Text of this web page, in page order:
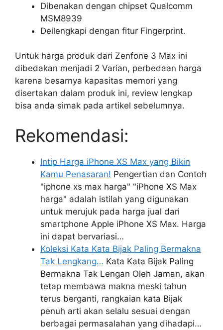
Dibenakan dengan chipset Qualcomm
MSM8939
Deilengkapi dengan fitur Fingerprint.
Untuk harga produk dari Zenfone 3 Max ini
dibedakan menjadi 2 Varian, perbedaan harga
karena besarnya kapasitas memori yang
disertakan dalam produk ini, review lengkap
bisa anda simak pada artikel sebelumnya.
Rekomendasi:
Intip Harga iPhone XS Max yang Bikin
Kamu Penasaran! Pengertian dan Contoh
"iphone xs max harga" "iPhone XS Max
harga" adalah istilah yang digunakan
untuk merujuk pada harga jual dari
smartphone Apple iPhone XS Max. Harga
ini dapat bervariasi…
Koleksi Kata Kata Bijak Paling Bermakna
Tak Lengkang… Kata Kata Bijak Paling
Bermakna Tak Lengan Oleh Jaman, akan
tetap membawa makna meski tahun
terus berganti, rangkaian kata Bijak
penuh arti akan selalu sesuai dengan
berbagai permasalahan yang dihadapi…